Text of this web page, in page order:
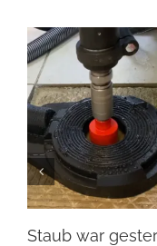
Staub war